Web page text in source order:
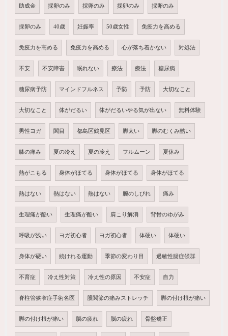
助成金 採卵のみ 採卵のみ 採卵のみ 採卵のみ
採卵のみ 40歳 妊娠率 50歳女性 免疫力を高める
免疫力を高める 免疫力を高める 心が落ち着かない 対処法
不安 不安障害 眠れない 療法 療法 糖尿病
糖尿病予防 マインドフルネス 予防 予防 大切なこと
大切なこと 体がだるい 体がだるいやる気が出ない 無料体験
男性ヨガ 関目 都島区鶴見区 脚太い 脚のむくみ酷い
膝の痛み 夏の冷え 夏の冷え フルムーン 夏休み
熱がこもる 身体がほてる 身体がほてる 身体がほてる
熱はない 熱はない 熱はない 腕のしびれ 痛み
生理痛が酷い 生理痛が酷い 肩こり解消 背骨のゆがみ
呼吸が浅い ヨガ初心者 ヨガ初心者 体硬い 体硬い
身体が硬い 続けれる運動 季節の変わり目 過敏性腸症候群
不育症 冷え性対策 冷え性の原因 不安症 自力
脊柱管狭窄症手術名医 股関節の痛みストレッチ 脚の付け根が痛い
脚の付け根が痛い 脳の疲れ 脳の疲れ 骨盤矯正